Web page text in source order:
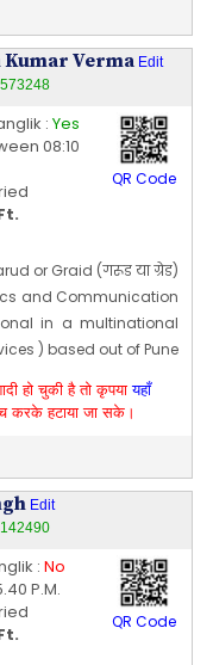
whose videos I have
Sandal, Bohemia, mc
Edit Profile
Kumar Verma Edit
: Yes
08:10
QR Code
or Graid (गरूड या ग्रेड)
and Communication
in a multinational
) based out of Pune
and exploring new
Communication .I am
in a multinational
) based out of Pune
30 LPA. I am a career
and exploring new
settling outside of
Mumbai or
as well based on the
हो चुकी है तो कृपयायहाँ
करके हटाया जा सके।
Edit
: No
P.M.
QR Code